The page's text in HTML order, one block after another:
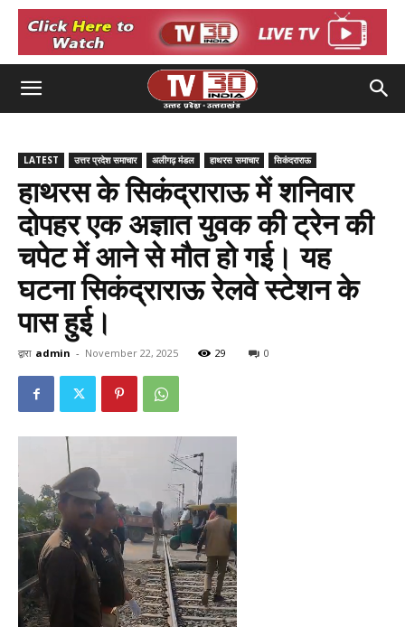
LATEST उत्तर प्रदेश समाचार अलीगढ़ मंडल हाथरस समाचार सिकंदराराऊ
हाथरस के सिकंद्राराऊ में शनिवार
दोपहर एक अज्ञात युवक की ट्रेन की
चपेट में आने से मौत हो गई। यह
घटना सिकंद्राराऊ रेलवे स्टेशन के
पास हुई।
द्वारा admin - November 22, 2025 29 0